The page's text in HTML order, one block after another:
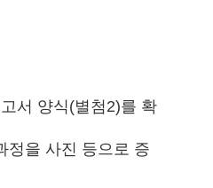
서 양식(별첨2)를 확
정을 사진 등으로 증